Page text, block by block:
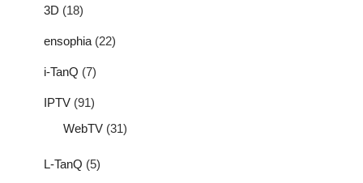
3D (18)
ensophia (22)
i-TanQ (7)
IPTV (91)
WebTV (31)
L-TanQ (5)